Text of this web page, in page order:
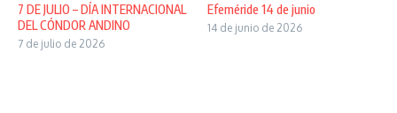
7 DE JULIO – DÍA INTERNACIONAL
DEL CÓNDOR ANDINO
7 de julio de 2026
Efeméride 14 de junio
14 de junio de 2026